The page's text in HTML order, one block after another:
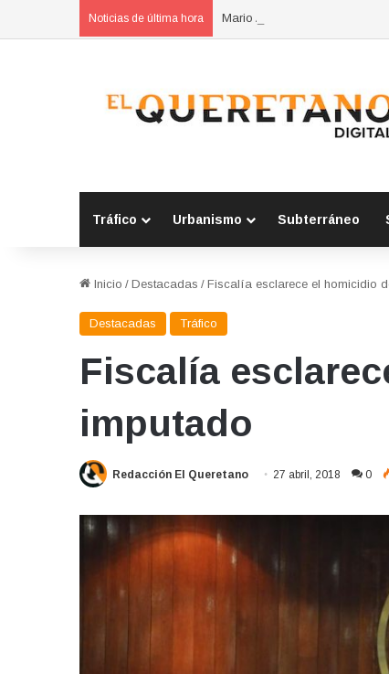
Noticias de última hora Mario Adolfo “N” vinculado a
Tráfico Urbanismo Subterráneo
Inicio / Destacadas / Fiscalía esclarece el homicidio
Destacadas Tráfico
Fiscalía
imputado
Redacción El Queretano 27 abril, 2018 0